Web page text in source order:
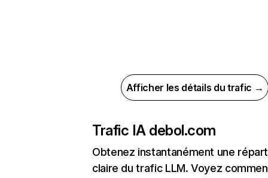
Afficher les détails du trafic →
Trafic IA debol.com
Obtenez instantanément une
claire du trafic LLM. Voyez